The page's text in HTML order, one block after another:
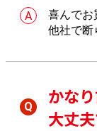
喜んでお
他社で断
かな
大丈